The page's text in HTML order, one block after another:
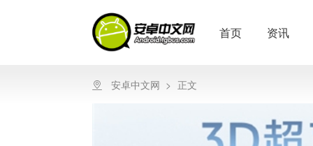
首页 资讯
安卓中文网 > 正文